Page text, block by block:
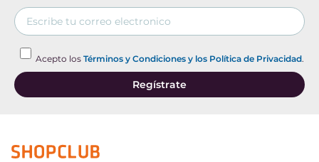
Acepto los Términos y Condiciones y los Política de Privacidad.
Regístrate